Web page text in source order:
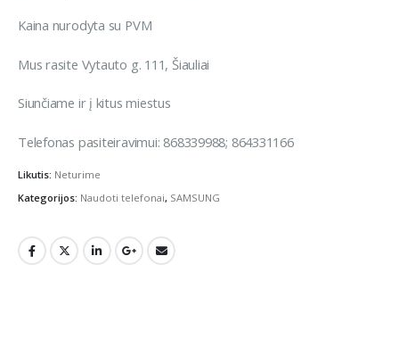
Kaina nurodyta su PVM
Mus rasite Vytauto g. 111, Šiauliai
Siunčiame ir į kitus miestus
Telefonas pasiteiravimui: 868339988; 864331166
Likutis: Neturime
Kategorijos: Naudoti telefonai, SAMSUNG